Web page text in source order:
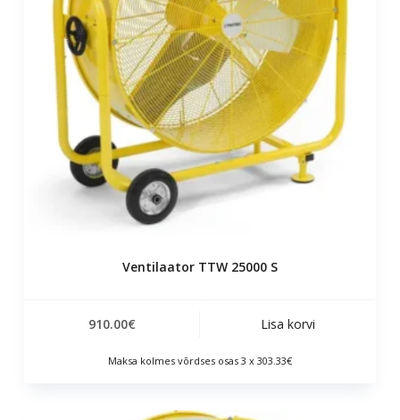
Ventilaator TTW 25000 S
910.00€ Lisa korvi
Maksa kolmes võrdses osas 3 x 303.33€